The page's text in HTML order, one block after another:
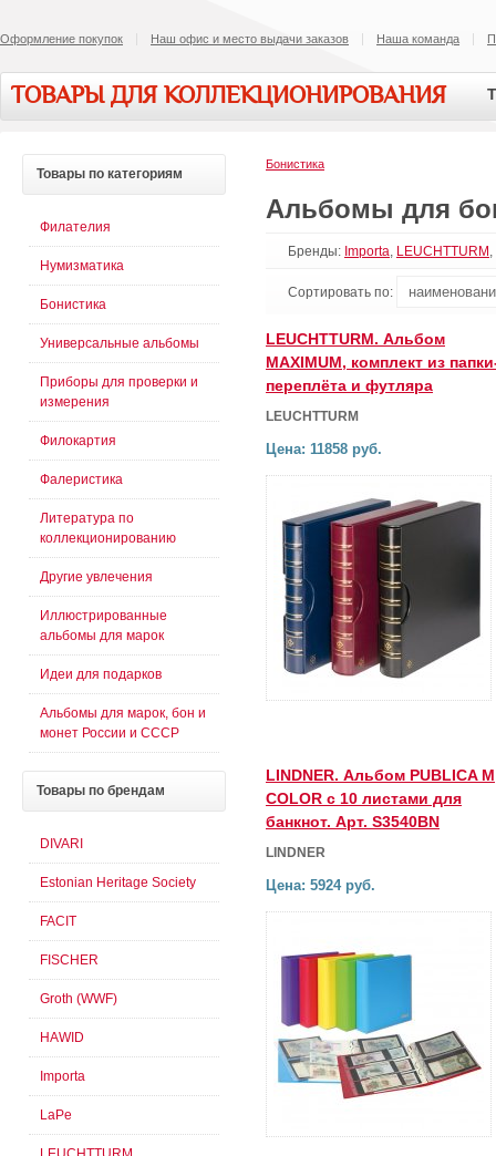
Оформление покупок Наш офис и место выдачи заказов Наша команда
ТОВАРЫ ДЛЯ КОЛЛЕКЦИОНИРОВАНИЯ
Бонистика
Альбомы для
Бренды: Importa, LEUCHTTURM ,
Сортировать по:
LEUCHTTURM. Альбом
MAXIMUM, комплект из
переплёта и футляра
LEUCHTTURM
Цена: 11858 руб.
LINDNER. Альбом PUBLICA M
COLOR с 10 листами для
банкнот. Арт. S3540BN
LINDNER
Цена: 5924 руб.
Товары по категориям
Филателия
Нумизматика
Бонистика
Универсальные альбомы
Приборы для проверки и
измерения
Филокартия
Фалеристика
Литература по
коллекционированию
Другие увлечения
Иллюстрированные
альбомы для марок
Идеи для подарков
Альбомы для марок, бон и
монет России и СССР
Товары по брендам
DIVARI
Estonian Heritage Society
FACIT
FISCHER
Groth (WWF)
HAWID
Importa
LaPe